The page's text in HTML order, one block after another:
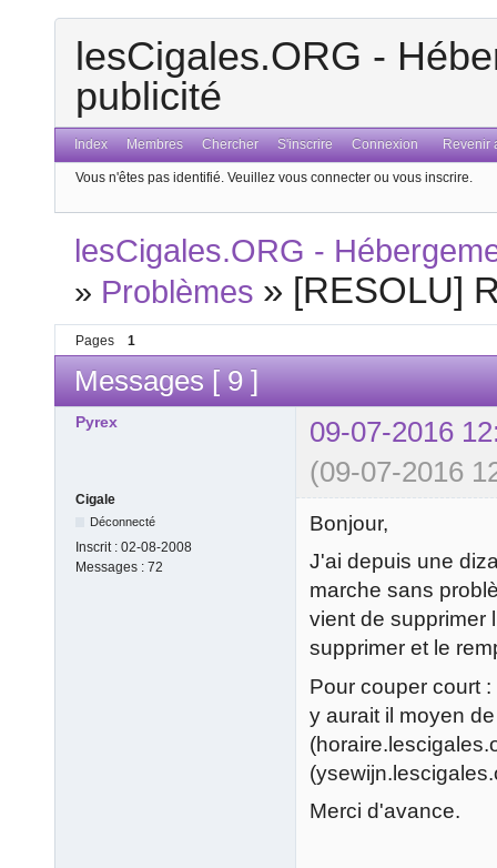
lesCigales.ORG -
publicité
Index Membres Chercher S'inscrire Connexion Revenir
Vous n'êtes pas identifié. Veuillez vous connecter ou vous inscrire.
lesCigales.ORG -
» Problèmes » [RESOLU]
Pages 1
Messages [ 9 ]
Pyrex
09-07-2016
(09-07-2016
Cigale
Déconnecté
Inscrit : 02-08-2008
Messages : 72
Bonjour,
J'ai depuis une
marche sans
vient de supprimer
supprimer et le
Pour couper court :
y aurait il moyen
Merci d'avance.